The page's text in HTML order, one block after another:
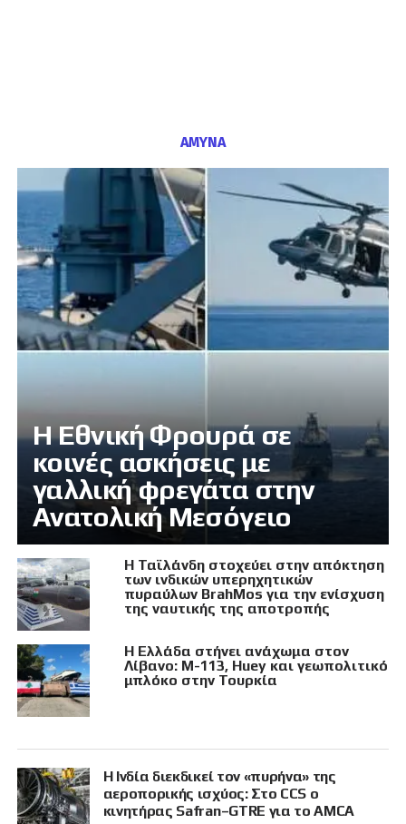
ΑΜΥΝΑ
Η Εθνική Φρουρά σε
κοινές ασκήσεις με
γαλλική φρεγάτα στην
Ανατολική Μεσόγειο
Η Ταϊλάνδη στοχεύει στην απόκτηση
των ινδικών υπερηχητικών
πυραύλων BrahMos για την ενίσχυση
της ναυτικής της αποτροπής
Η Ελλάδα στήνει ανάχωμα στον
Λίβανο: M-113, Huey και γεωπολιτικό
μπλόκο στην Τουρκία
Η Ινδία διεκδικεί τον «πυρήνα» της
αεροπορικής ισχύος: Στο CCS ο
κινητήρας Safran–GTRE για το AMCA